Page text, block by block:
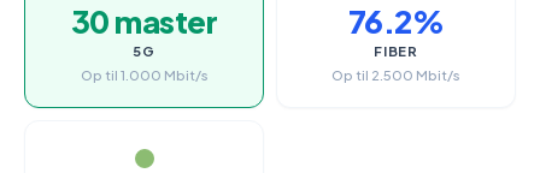
30 master
5G
Op til 1.000 Mbit/s
76.2%
FIBER
Op til 2.500 Mbit/s